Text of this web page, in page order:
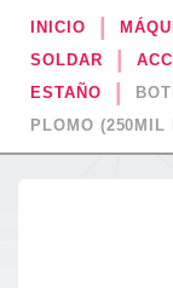
INICIO
SOLDAR
ESTAÑO
PLOMO (250MIL